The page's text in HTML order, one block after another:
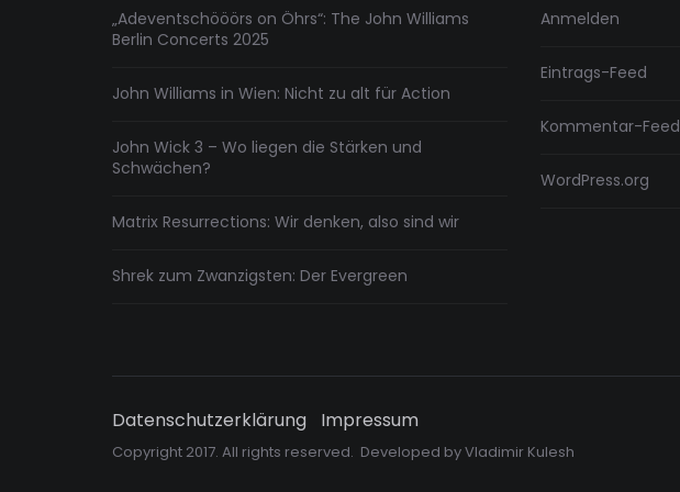
„Adeventschööörs on Öhrs“: The John Williams
Berlin Concerts 2025
John Williams in Wien: Nicht zu alt für Action
John Wick 3 – Wo liegen die Stärken und
Schwächen?
Matrix Resurrections: Wir denken, also sind wir
Shrek zum Zwanzigsten: Der Evergreen
Anmelden
Eintrags-Feed
Kommentar-Feed
WordPress.org
Datenschutzerklärung Impressum
Copyright 2017. All rights reserved. Developed byVladimir Kulesh